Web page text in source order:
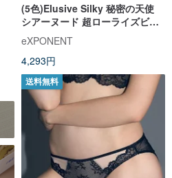
(5色)Elusive Silky 秘密の天使
シアーヌード 超ローライズビキ
ニブリーフ - アクアブルー
eXPONENT
4,293円
送料無料